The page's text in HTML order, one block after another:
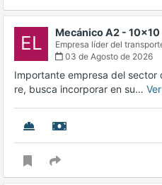
EL Mecánico A2 - 10x10
Empresa líder del
03 de Agosto de 2026
Importante empresa del
re, busca incorporar en su…